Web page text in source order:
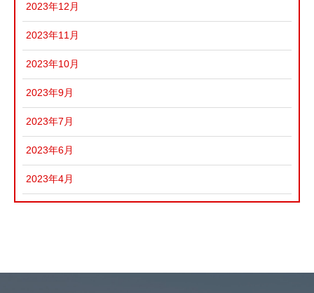
2023年12月
2023年11月
2023年10月
2023年9月
2023年7月
2023年6月
2023年4月